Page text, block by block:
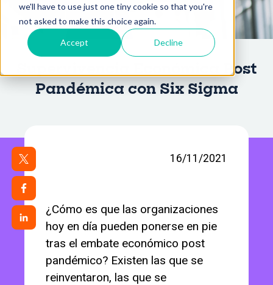
we'll have to use just one tiny cookie so that you're
not asked to make this choice again.
Accept Decline
Supervivencia Económica Post
Pandémica con Six Sigma
16/11/2021
¿Cómo es que las organizaciones
hoy en día pueden ponerse en pie
tras el embate económico post
pandémico? Existen las que se
reinventaron, las que se